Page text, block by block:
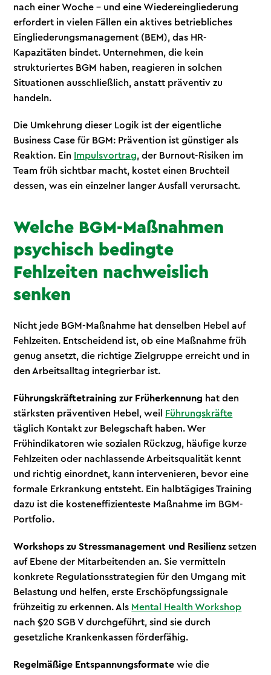
nach einer Woche – und eine Wiedereingliederung
erfordert in vielen Fällen ein aktives betriebliches
Eingliederungsmanagement (BEM), das HR-
Kapazitäten bindet. Unternehmen, die kein
strukturiertes BGM haben, reagieren in solchen
Situationen ausschließlich, anstatt präventiv zu
handeln.
Die Umkehrung dieser Logik ist der eigentliche
Business Case für BGM: Prävention ist günstiger als
Reaktion. Ein Impulsvortrag, der Burnout-Risiken im
Team früh sichtbar macht, kostet einen Bruchteil
dessen, was ein einzelner langer Ausfall verursacht.
Welche BGM-Maßnahmen
psychisch bedingte
Fehlzeiten nachweislich
senken
Nicht jede BGM-Maßnahme hat denselben Hebel auf
Fehlzeiten. Entscheidend ist, ob eine Maßnahme früh
genug ansetzt, die richtige Zielgruppe erreicht und in
den Arbeitsalltag integrierbar ist.
Führungskräftetraining zur Früherkennung hat den
stärksten präventiven Hebel, weil Führungskräfte
täglich Kontakt zur Belegschaft haben. Wer
Frühindikatoren wie sozialen Rückzug, häufige kurze
Fehlzeiten oder nachlassende Arbeitsqualität kennt
und richtig einordnet, kann intervenieren, bevor eine
formale Erkrankung entsteht. Ein halbtägiges Training
dazu ist die kosteneffizienteste Maßnahme im BGM-
Portfolio.
Workshops zu Stressmanagement und Resilienzsetzen
auf Ebene der Mitarbeitenden an. Sie vermitteln
konkrete Regulationsstrategien für den Umgang mit
Belastung und helfen, erste Erschöpfungssignale
frühzeitig zu erkennen. Als Mental Health Workshop
nach §20 SGB V durchgeführt, sind sie durch
gesetzliche Krankenkassen förderfähig.
Regelmäßige Entspannungsformate wie die